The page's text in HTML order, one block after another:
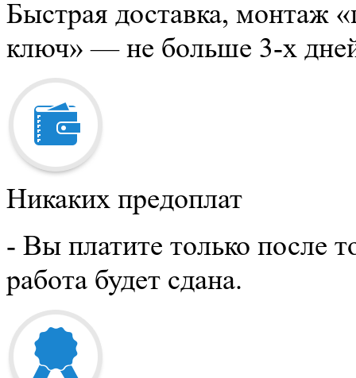
Быстрая доставка, монтаж
ключ» — не больше 3-х
Никаких предоплат
- Вы платите только после
работа будет сдана.